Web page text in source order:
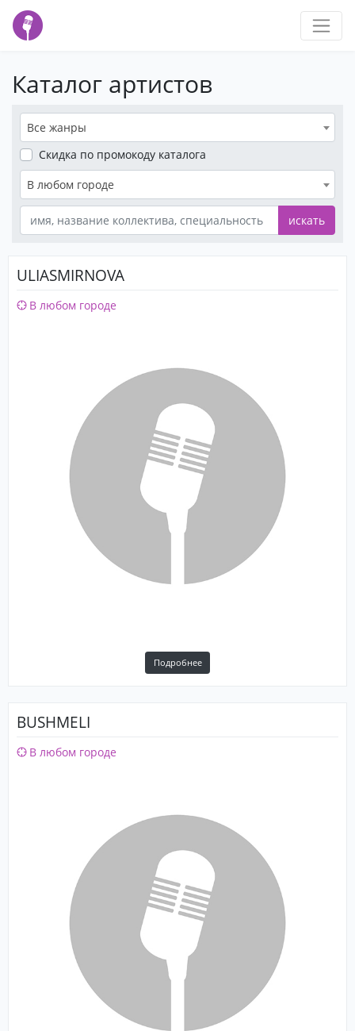
Каталог артистов
Все жанры
Скидка по промокоду каталога
В любом городе
искать
ULIASMIRNOVA
В любом городе
Подробнее
BUSHMELI
В любом городе